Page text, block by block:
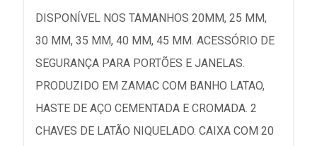
DISPONÍVEL NOS TAMANHOS 20MM, 25 MM,
30 MM, 35 MM, 40 MM, 45 MM. ACESSÓRIO DE
SEGURANÇA PARA PORTÕES E JANELAS.
PRODUZIDO EM ZAMAC COM BANHO LATAO,
HASTE DE AÇO CEMENTADA E CROMADA. 2
CHAVES DE LATÃO NIQUELADO. CAIXA COM 20